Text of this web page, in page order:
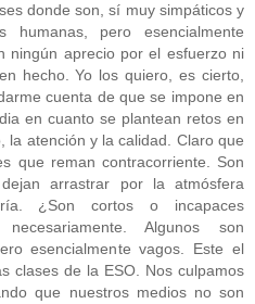
donde son, sí muy simpáticos y
humanas, pero esencialmente
ningún aprecio por el esfuerzo ni
hecho. Yo los quiero, es cierto,
cuenta de que se impone en
en cuanto se plantean retos en
la atención y la calidad. Claro que
que reman contracorriente. Son
arrastrar por la atmósfera
¿Son cortos o incapaces
Algunos son
esencialmente vagos. Este el
clases de la ESO. Nos culpamos
que nuestros medios no son